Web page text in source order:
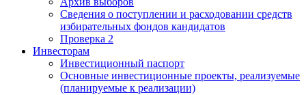
Сведения о поступлении и расходовании средств
избирательных фондов кандидатов
Проверка 2
Инвесторам
Инвестиционный паспорт
Основные инвестиционные проекты, реализуемые
(планируемые к реализации)